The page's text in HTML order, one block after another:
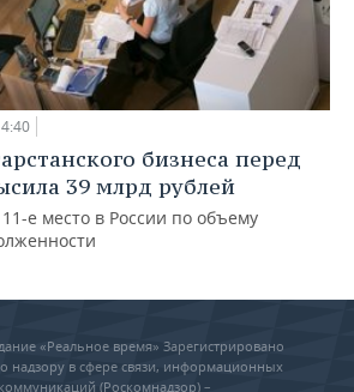
бизнеса перед
39 млрд рублей
е место в России по объему
«Реальное время» Зарегистрировано
надзору в сфере связи, информационных
(Роскомнадзор) –